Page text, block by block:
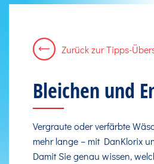
Zurück zur Tipps-
Bleichen und
Vergraute oder verfärbte
mehr lange – mit DanKlorix
Damit Sie genau wissen,